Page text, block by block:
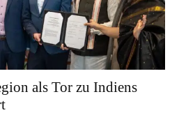
als Tor zu Indiens